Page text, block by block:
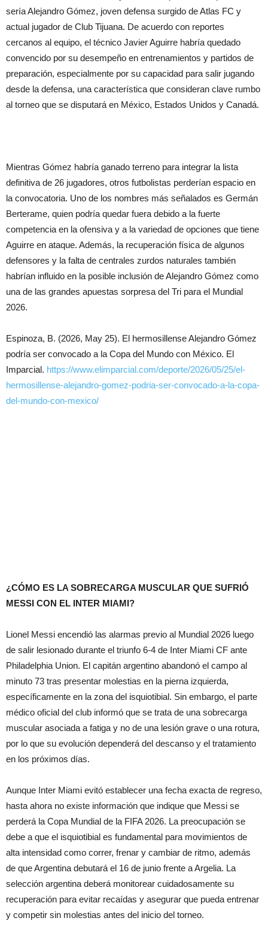
sería Alejandro Gómez, joven defensa surgido de Atlas FC y
actual jugador de Club Tijuana. De acuerdo con reportes
cercanos al equipo, el técnico Javier Aguirre habría quedado
convencido por su desempeño en entrenamientos y partidos de
preparación, especialmente por su capacidad para salir jugando
desde la defensa, una característica que consideran clave rumbo
al torneo que se disputará en México, Estados Unidos y Canadá.
Mientras Gómez habría ganado terreno para integrar la lista
definitiva de 26 jugadores, otros futbolistas perderían espacio en
la convocatoria. Uno de los nombres más señalados es Germán
Berterame, quien podría quedar fuera debido a la fuerte
competencia en la ofensiva y a la variedad de opciones que tiene
Aguirre en ataque. Además, la recuperación física de algunos
defensores y la falta de centrales zurdos naturales también
habrían influido en la posible inclusión de Alejandro Gómez como
una de las grandes apuestas sorpresa del Tri para el Mundial
2026.
Espinoza, B. (2026, May 25). El hermosillense Alejandro Gómez
podría ser convocado a la Copa del Mundo con México. El
Imparcial. https://www.elimparcial.com/deporte/2026/05/25/el-
hermosillense-alejandro-gomez-podria-ser-convocado-a-la-copa-
del-mundo-con-mexico/
¿CÓMO ES LA SOBRECARGA MUSCULAR QUE SUFRIÓ
MESSI CON EL INTER MIAMI?
Lionel Messi encendió las alarmas previo al Mundial 2026 luego
de salir lesionado durante el triunfo 6-4 de Inter Miami CF ante
Philadelphia Union. El capitán argentino abandonó el campo al
minuto 73 tras presentar molestias en la pierna izquierda,
específicamente en la zona del isquiotibial. Sin embargo, el parte
médico oficial del club informó que se trata de una sobrecarga
muscular asociada a fatiga y no de una lesión grave o una rotura,
por lo que su evolución dependerá del descanso y el tratamiento
en los próximos días.
Aunque Inter Miami evitó establecer una fecha exacta de regreso,
hasta ahora no existe información que indique que Messi se
perderá la Copa Mundial de la FIFA 2026. La preocupación se
debe a que el isquiotibial es fundamental para movimientos de
alta intensidad como correr, frenar y cambiar de ritmo, además
de que Argentina debutará el 16 de junio frente a Argelia. La
selección argentina deberá monitorear cuidadosamente su
recuperación para evitar recaídas y asegurar que pueda entrenar
y competir sin molestias antes del inicio del torneo.